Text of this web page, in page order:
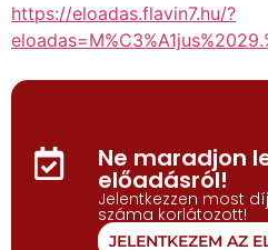
https://eloadas.flavin7.hu/?
Ne maradjon
előadásról!
Jelentkezzen most
száma korlátozott!
JELENTKEZEM AZ